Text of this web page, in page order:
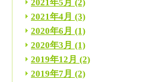
2021年5月 (2)
2021年4月 (3)
2020年6月 (1)
2020年3月 (1)
2019年12月 (2)
2019年7月 (2)